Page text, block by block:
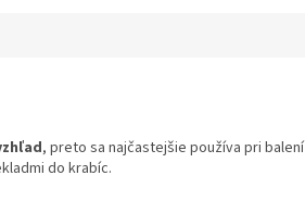
, preto sa najčastejšie používa pri balení
do krabíc.